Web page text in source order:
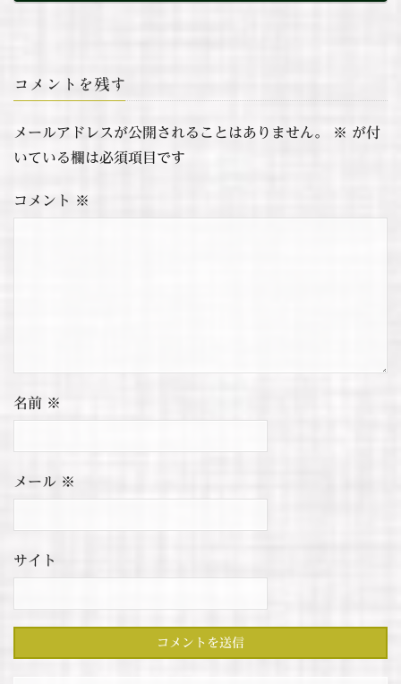
コメントを残す
メールアドレスが公開されることはありません。 ※ が付
いている欄は必須項目です
コメント ※
名前 ※
メール ※
サイト